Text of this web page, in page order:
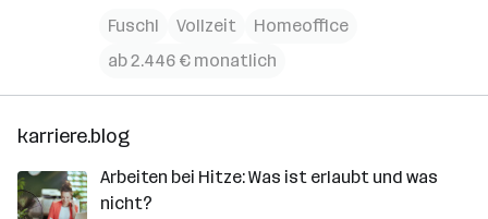
Fuschl
Vollzeit
Homeoffice
ab 2.446 € monatlich
karriere.blog
Arbeiten bei Hitze: Was ist erlaubt und was
nicht?